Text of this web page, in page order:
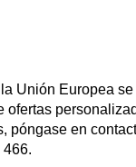
Unión Europea
ofertas
póngase en
466.